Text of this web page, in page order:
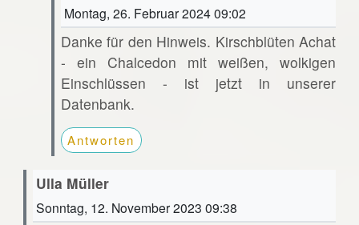
Montag, 26. Februar 2024 09:02
Danke für den Hinweis. Kirschblüten Achat
- ein Chalcedon mit weißen, wolkigen
Einschlüssen - ist jetzt in unserer
Datenbank.
Antworten
Ulla Müller
Sonntag, 12. November 2023 09:38